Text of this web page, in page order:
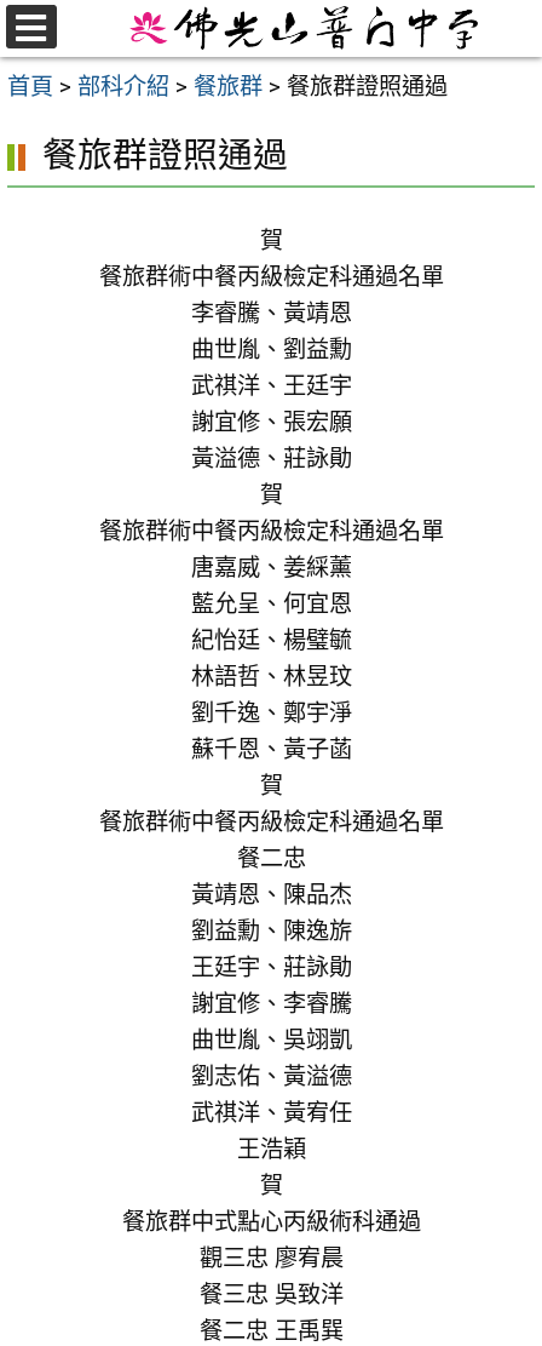
跳
至
主首頁 > 部科介紹 > 餐旅群 > 餐旅群證照通過
餐旅群證照通過
賀
餐旅群術中餐丙級檢定科通過名單
李睿騰、黃靖恩
曲世胤、劉益勳
武祺洋、王廷宇
謝宜修、張宏願
黃溢德、莊詠勛
賀
餐旅群術中餐丙級檢定科通過名單
唐嘉威、姜綵薰
藍允呈、何宜恩
紀怡廷、楊璧毓
林語哲、林昱玟
劉千逸、鄭宇淨
蘇千恩、黃子菡
賀
餐旅群術中餐丙級檢定科通過名單
餐二忠
黃靖恩、陳品杰
劉益勳、陳逸旂
王廷宇、莊詠勛
謝宜修、李睿騰
曲世胤、吳翊凱
劉志佑、黃溢德
武祺洋、黃宥任
王浩穎
賀
餐旅群中式點心丙級術科通過
觀三忠 廖宥晨
餐三忠 吳致洋
餐二忠 王禹巽
選
單